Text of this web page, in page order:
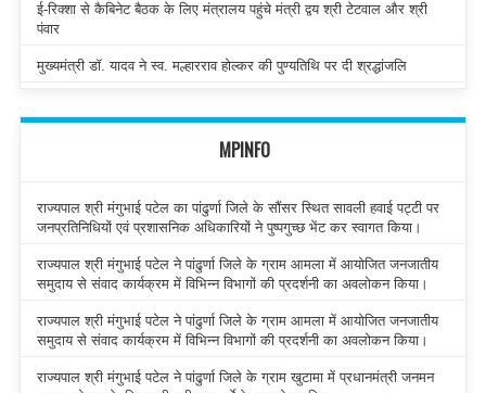
ई-रिक्शा से कैबिनेट बैठक के लिए मंत्रालय पहुंचे मंत्री द्वय श्री टेटवाल और श्री
पंवार
मुख्यमंत्री डॉ. यादव ने स्व. मल्हारराव होल्कर की पुण्यतिथि पर दी श्रद्धांजलि
MPINFO
राज्यपाल श्री मंगुभाई पटेल का पांढुर्णा जिले के सौंसर स्थित सावली हवाई पट्टी पर
जनप्रतिनिधियों एवं प्रशासनिक अधिकारियों ने पुष्पगुच्छ भेंट कर स्वागत किया।
राज्यपाल श्री मंगुभाई पटेल ने पांढुर्णा जिले के ग्राम आमला में आयोजित जनजातीय
समुदाय से संवाद कार्यक्रम में विभिन्न विभागों की प्रदर्शनी का अवलोकन किया।
राज्यपाल श्री मंगुभाई पटेल ने पांढुर्णा जिले के ग्राम आमला में आयोजित जनजातीय
समुदाय से संवाद कार्यक्रम में विभिन्न विभागों की प्रदर्शनी का अवलोकन किया।
राज्यपाल श्री मंगुभाई पटेल ने पांढुर्णा जिले के ग्राम खुटामा में प्रधानमंत्री जनमन